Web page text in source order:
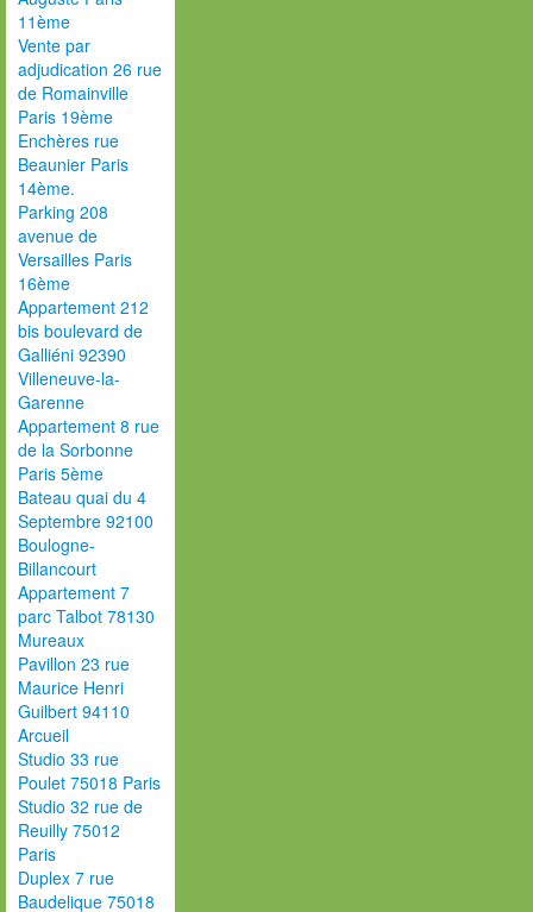
11ème
Vente par
adjudication 26 rue
de Romainville
Paris 19ème
Enchères rue
Beaunier Paris
14ème.
Parking 208
avenue de
Versailles Paris
16ème
Appartement 212
bis boulevard de
Galliéni 92390
Villeneuve-la-
Garenne
Appartement 8 rue
de la Sorbonne
Paris 5ème
Bateau quai du 4
Septembre 92100
Boulogne-
Billancourt
Appartement 7
parc Talbot 78130
Mureaux
Pavillon 23 rue
Maurice Henri
Guilbert 94110
Arcueil
Studio 33 rue
Poulet 75018 Paris
Studio 32 rue de
Reuilly 75012
Paris
Duplex 7 rue
Baudelique 75018